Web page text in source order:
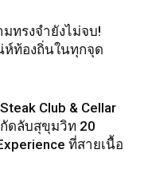
ทรงจำยังไม่จบ!
ห์ท้องถิ่นในทุกจุด
Club & Cellar
ดลับสุขุมวิท 20
ที่สายเนื้อ